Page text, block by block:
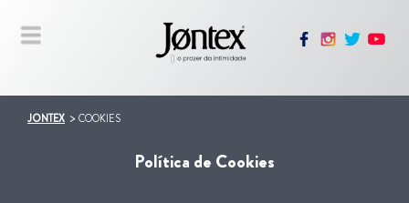
JONTEX COOKIES
Política de Cookies